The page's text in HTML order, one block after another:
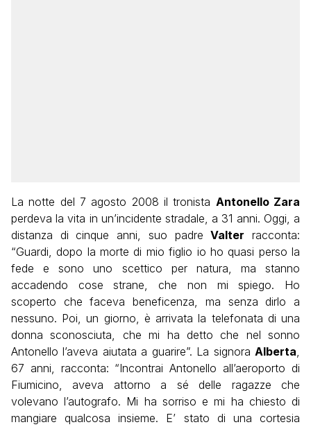
La notte del 7 agosto 2008 il tronista Antonello Zara
perdeva la vita in un’incidente stradale, a 31 anni. Oggi, a
distanza di cinque anni, suo padreValter racconta:
“Guardi, dopo la morte di mio figlio io ho quasi perso la
fede e sono uno scettico per natura, ma stanno
accadendo cose strane, che non mi spiego. Ho
scoperto che faceva beneficenza, ma senza dirlo a
nessuno. Poi, un giorno, è arrivata la telefonata di una
donna sconosciuta, che mi ha detto che nel sonno
Antonello l’aveva aiutata a guarire”. La signora Alberta,
67 anni, racconta: “Incontrai Antonello all’aeroporto di
Fiumicino, aveva attorno a sé delle ragazze che
volevano l’autografo. Mi ha sorriso e mi ha chiesto di
mangiare qualcosa insieme. E’ stato di una cortesia